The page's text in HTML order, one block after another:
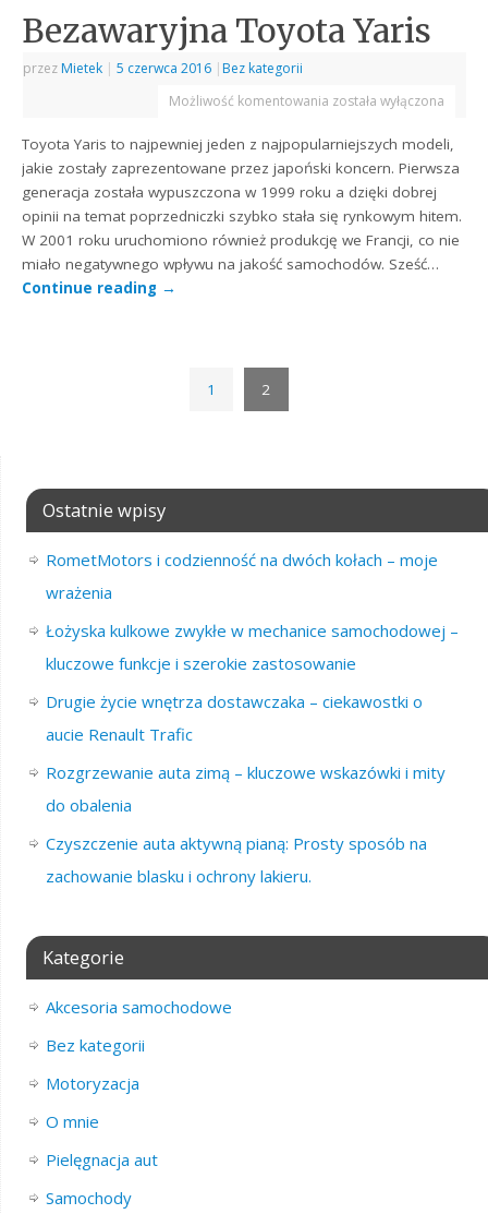
Bezawaryjna Toyota Yaris
przez Mietek | 5 czerwca 2016 | Bez kategorii
Możliwość komentowania została wyłączona
Toyota Yaris to najpewniej jeden z najpopularniejszych modeli,
jakie zostały zaprezentowane przez japoński koncern. Pierwsza
generacja została wypuszczona w 1999 roku a dzięki dobrej
opinii na temat poprzedniczki szybko stała się rynkowym hitem.
W 2001 roku uruchomiono również produkcję we Francji, co nie
miało negatywnego wpływu na jakość samochodów. Sześć…
Continue reading →
1 2
Ostatnie wpisy
RometMotors i codzienność na dwóch kołach – moje
wrażenia
Łożyska kulkowe zwykłe w mechanice samochodowej –
kluczowe funkcje i szerokie zastosowanie
Drugie życie wnętrza dostawczaka – ciekawostki o
aucie Renault Trafic
Rozgrzewanie auta zimą – kluczowe wskazówki i mity
do obalenia
Czyszczenie auta aktywną pianą: Prosty sposób na
zachowanie blasku i ochrony lakieru.
Kategorie
Akcesoria samochodowe
Bez kategorii
Motoryzacja
O mnie
Pielęgnacja aut
Samochody